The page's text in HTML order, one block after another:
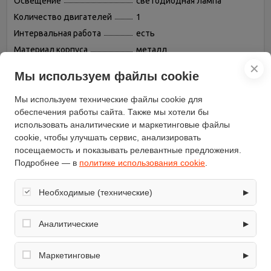
Количество двигателей
1
Интервальная работа
есть
Материал корпуса
металл
Глубина (см)
49
Управление
электронное, сенсорное
Максимальная
производительность (куб. м/
ч)
1280
модель
Vela NRS Parete 800 90 WH
Высота (см)
107
Режимы работы
каминная пристенная
шума (дБ)
Цвет корпуса
белый
Антивозвратный клапан
✕
Мы используем файлы cookie
Мы используем технические файлы cookie для
обеспечения работы сайта. Также мы хотели бы
использовать аналитические и маркетинговые файлы
cookie, чтобы улучшать сервис, анализировать
посещаемость и показывать релевантные предложения.
Подробнее — в политике использования cookie
Необходимые (технические) ▶
Обеспечивают корректную работу сайта: оформление
заказа, корзина, вход в личный кабинет. Без них основные
Аналитические ▶
Собирают обезличенную информацию о посещениях и
использовании сайта (например, счётчики аналитики),
Маркетинговые ▶